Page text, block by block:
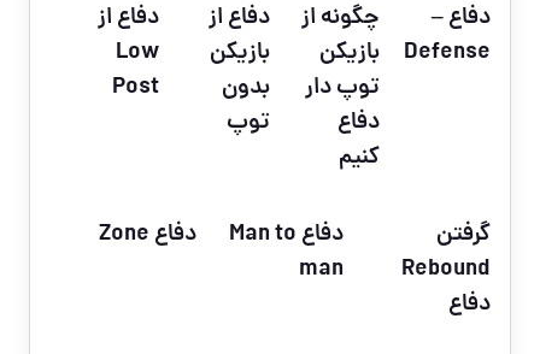
دفاع –
Defense
چگونه از
بازیکن
توپ دار
دفاع
کنیم
دفاع از
بازیکن
بدون
توپ
دفاع از
Low
Post
گرفتن
Rebound
دفاع
دفاع Man to
man
دفاع Zone